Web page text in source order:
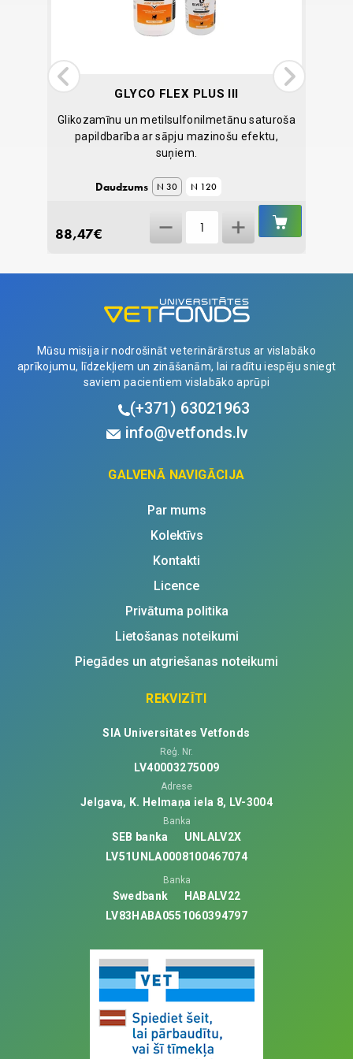
GROZĀ
GLYCO FLEX PLUS III
Glikozamīnu un metilsulfonilmetānu saturoša
papildbarība ar sāpju mazinošu efektu,
suņiem.
Daudzums N 30 N 120
88,47€
Flex
quantity
Mūsu misija ir nodrošināt veterinārārstus ar vislabāko
aprīkojumu, līdzekļiem un zināšanām, lai radītu iespēju sniegt
saviem pacientiem vislabāko aprūpi
(+371) 63021963
info@vetfonds.lv
GALVENĀ NAVIGĀCIJA
Par mums
Kolektīvs
Kontakti
Licence
Privātuma politika
Lietošanas noteikumi
Piegādes un atgriešanas noteikumi
REKVIZĪTI
SIA Universitātes Vetfonds
Reģ. Nr.
LV40003275009
Adrese
Jelgava, K. Helmaņa iela 8, LV-3004
Banka
SEB banka
UNLALV2X
LV51UNLA0008100467074
Banka
Swedbank
HABALV22
LV83HABA0551060394797